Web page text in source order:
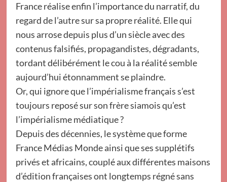
France réalise enfin l’importance du narratif, du
regard de l’autre sur sa propre réalité. Elle qui
nous arrose depuis plus d’un siècle avec des
contenus falsifiés, propagandistes, dégradants,
tordant délibérément le cou à la réalité semble
aujourd’hui étonnamment se plaindre.
Or, qui ignore que l’impérialisme français s’est
toujours reposé sur son frère siamois qu’est
l’impérialisme médiatique ?
Depuis des décennies, le système que forme
France Médias Monde ainsi que ses supplétifs
privés et africains, couplé aux différentes maisons
d’édition françaises ont longtemps régné sans